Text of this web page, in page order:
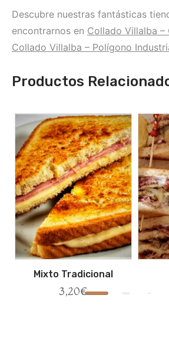
Descubre nuestras fantásticas
encontrarnos en Collado Villalba –
Collado Villalba – Polígono
Productos
Mixto Tradicional
3,20€